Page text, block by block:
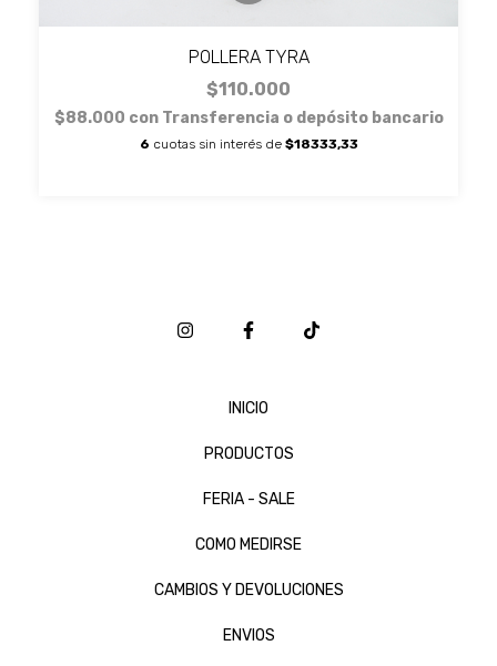
POLLERA TYRA
$110.000
$88.000 con Transferencia o depósito bancario
6 cuotas sin interés de $18333,33
INICIO
PRODUCTOS
FERIA - SALE
COMO MEDIRSE
CAMBIOS Y DEVOLUCIONES
ENVIOS